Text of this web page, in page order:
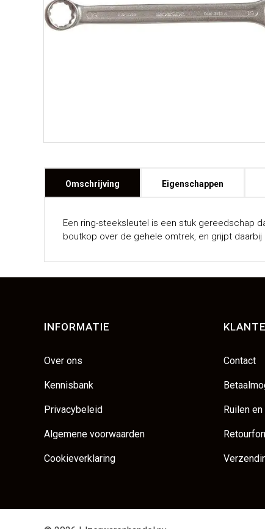
Omschrijving
Een ring-steeksleutel is een stuk gereedschap
boutkop over de gehele omtrek, en grijpt
Eigenschappen
INFORMATIE
Over ons
Kennisbank
Privacybeleid
Algemene voorwaarden
Cookieverklaring
Contact
Ruilen